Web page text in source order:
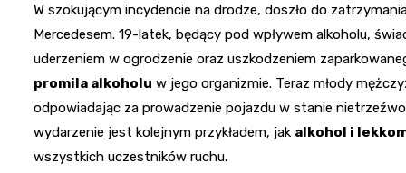
W szokującym incydencie na drodze, doszło do
Mercedesem. 19-latek, będący pod wpływem alkoholu,
uderzeniem w ogrodzenie oraz uszkodzeniem
promila alkoholu w jego organizmie. Teraz młody
odpowiadając za prowadzenie pojazdu w stanie
wydarzenie jest kolejnym przykładem, jak alkohol i
wszystkich uczestników ruchu.